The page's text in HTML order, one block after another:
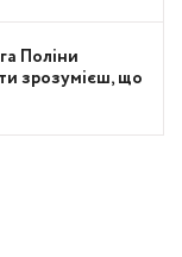
Поліни
зрозумієш, що